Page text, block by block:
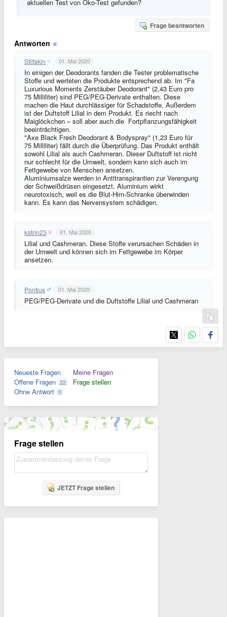
aktuellen Test von Öko-Test gefunden?
Frage beantworten
Antworten
Stiltskin 01. Mai 2020
In einigen der Deodorants fanden die Tester problematische
Stoffe und werteten die Produkte entsprechend ab. Im "Fa
Luxurious Moments Zerstäuber Deodorant" (2,43 Euro pro
75 Milliliter) sind PEG/PEG-Derivate enthalten. Diese
machen die Haut durchlässiger für Schadstoffe. Außerdem
ist der Duftstoff Lilial in dem Produkt. Es riecht nach
Maiglöckchen – soll aber auch die Fortpflanzungsfähigkeit
beeinträchtigen.
"Axe Black Fresh Deodorant & Bodyspray" (1,23 Euro für
75 Milliliter) fällt durch die Überprüfung. Das Produkt enthält
sowohl Lilial als auch Cashmeran. Dieser Duftstoff ist nicht
nur schlecht für die Umwelt, sondern kann sich auch im
Fettgewebe von Menschen ansetzen.
Aluminiumsalze werden in Antitranspirantien zur Verengung
der Schweißdrüsen eingesetzt. Aluminium wirkt
neurotoxisch, weil es die Blut-Hirn-Schranke überwinden
kann. Es kann das Nervensystem schädigen.
katrin23 01. Mai 2020
Lilial und Cashmeran. Diese Stoffe verursachen Schäden in
der Umwelt und können sich im Fettgewebe im Körper
ansetzen.
Pontius 01. Mai 2020
PEG/PEG-Derivate und die Duftstoffe Lilial und Cashmeran
Neueste Fragen
Offene Fragen 22
Ohne Antwort 0
Meine Fragen
Frage stellen
Frage stellen
JETZT Frage stellen